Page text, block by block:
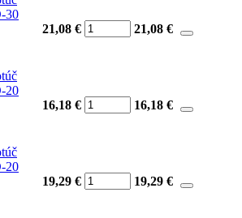
30
21,08 € 21,08 €
20
16,18 € 16,18 €
20
19,29 € 19,29 €